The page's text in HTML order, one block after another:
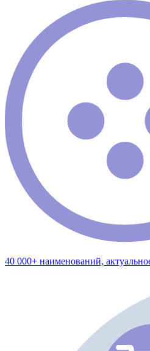
40 000+ наименований,